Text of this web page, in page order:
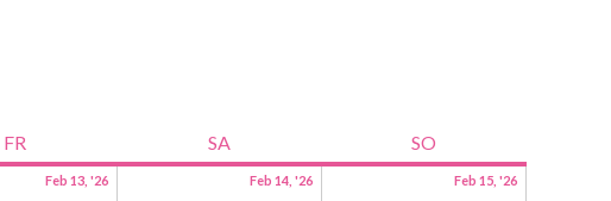
FR SA SO
Feb 13, '26 Feb 14, '26 Feb 15, '26